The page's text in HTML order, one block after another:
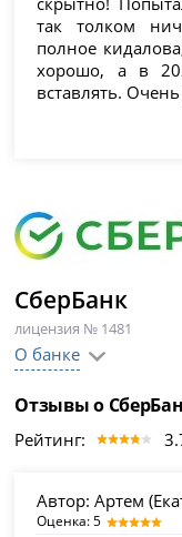
так толком
полное
хорошо, а в
вставлять.
СберБанк
лицензия № 1481
О банке
Отзывы о
Рейтинг:
Автор: Артем
Оценка: 5